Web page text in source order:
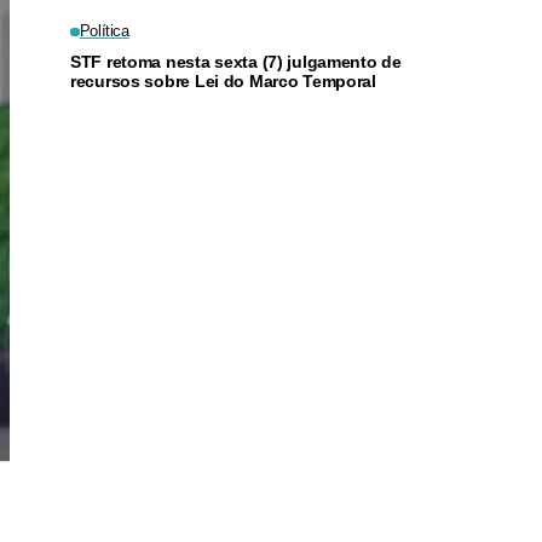
Política
STF retoma nesta sexta (7) julgamento de
recursos sobre Lei do Marco Temporal